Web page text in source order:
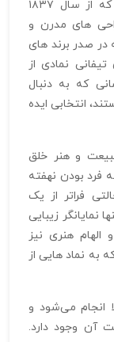
دنیای جواهرات تبدیل شده است. این برند که از سال ۱۸۳۷
های مدرن و
در صدر برند های
نمادی از
که به دنبال
انتخابی ایده‌
و هنر خلق
فرد بودن نهفته
فراتر از یک
زیبایی
هنری نیز
به نماد هایی از
انجام می‌شود و
آن وجود دارد.